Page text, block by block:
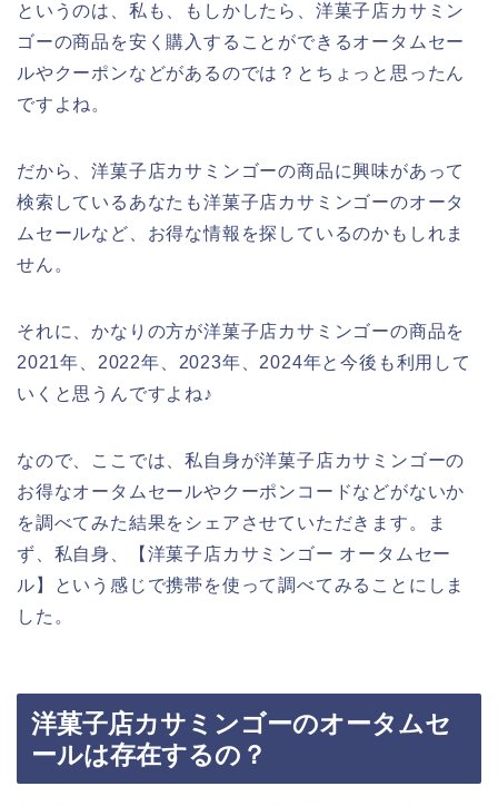
というのは、私も、もしかしたら、洋菓子店カサミン
ゴーの商品を安く購入することができるオータムセー
ルやクーポンなどがあるのでは？とちょっと思ったん
ですよね。
だから、洋菓子店カサミンゴーの商品に興味があって
検索しているあなたも洋菓子店カサミンゴーのオータ
ムセールなど、お得な情報を探しているのかもしれま
せん。
それに、かなりの方が洋菓子店カサミンゴーの商品を
2021年、2022年、2023年、2024年と今後も利用して
いくと思うんですよね♪
なので、ここでは、私自身が洋菓子店カサミンゴーの
お得なオータムセールやクーポンコードなどがないか
を調べてみた結果をシェアさせていただきます。ま
ず、私自身、【洋菓子店カサミンゴー オータムセー
ル】という感じで携帯を使って調べてみることにしま
した。
洋菓子店カサミンゴーのオータムセ
ールは存在するの？